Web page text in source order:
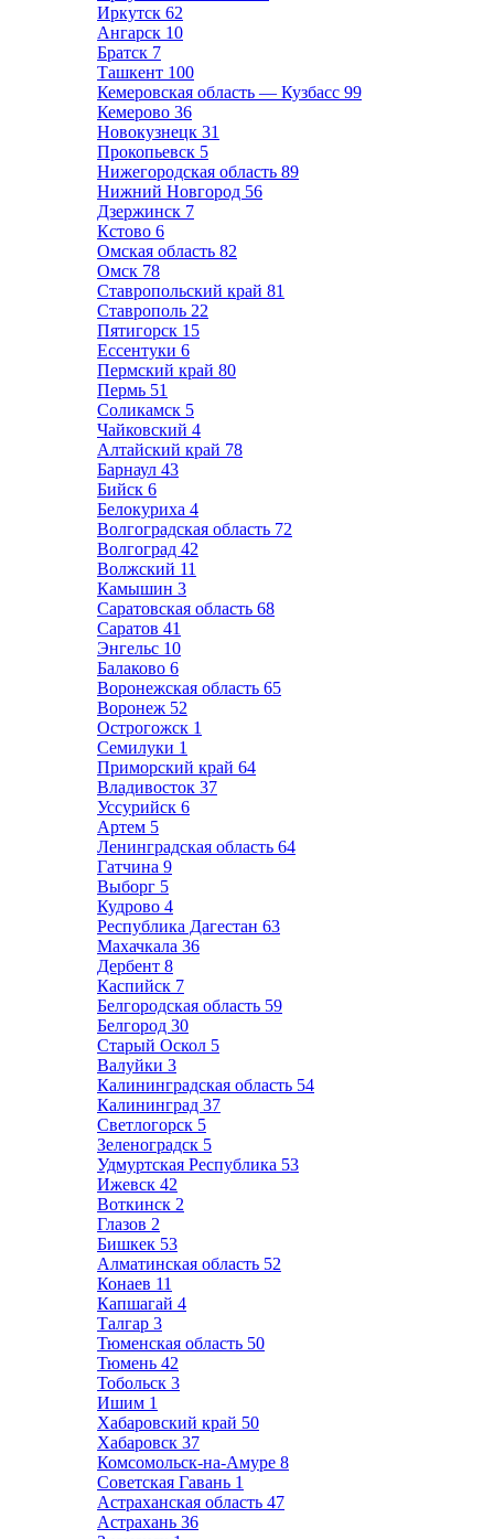
Иркутск 62
Ангарск 10
Братск 7
Ташкент 100
Кемеровская область — Кузбасс 99
Кемерово 36
Новокузнецк 31
Прокопьевск 5
Нижегородская область 89
Нижний Новгород 56
Дзержинск 7
Кстово 6
Омская область 82
Омск 78
Ставропольский край 81
Ставрополь 22
Пятигорск 15
Ессентуки 6
Пермский край 80
Пермь 51
Соликамск 5
Чайковский 4
Алтайский край 78
Барнаул 43
Бийск 6
Белокуриха 4
Волгоградская область 72
Волгоград 42
Волжский 11
Камышин 3
Саратовская область 68
Саратов 41
Энгельс 10
Балаково 6
Воронежская область 65
Воронеж 52
Острогожск 1
Семилуки 1
Приморский край 64
Владивосток 37
Уссурийск 6
Артем 5
Ленинградская область 64
Гатчина 9
Выборг 5
Кудрово 4
Республика Дагестан 63
Махачкала 36
Дербент 8
Каспийск 7
Белгородская область 59
Белгород 30
Старый Оскол 5
Валуйки 3
Калининградская область 54
Калининград 37
Светлогорск 5
Зеленоградск 5
Удмуртская Республика 53
Ижевск 42
Воткинск 2
Глазов 2
Бишкек 53
Алматинская область 52
Конаев 11
Капшагай 4
Талгар 3
Тюменская область 50
Тюмень 42
Тобольск 3
Ишим 1
Хабаровский край 50
Хабаровск 37
Комсомольск-на-Амуре 8
Советская Гавань 1
Астраханская область 47
Астрахань 36